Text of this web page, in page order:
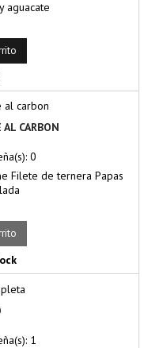
aguacate
CARBON
0
Filete de ternera Papas
1